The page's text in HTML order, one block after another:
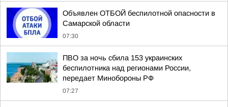
Объявлен ОТБОЙ беспилотной опасности в
Самарской области
07:30
ПВО за ночь сбила 153 украинских
беспилотника над регионами России,
передает Минобороны РФ
07:27